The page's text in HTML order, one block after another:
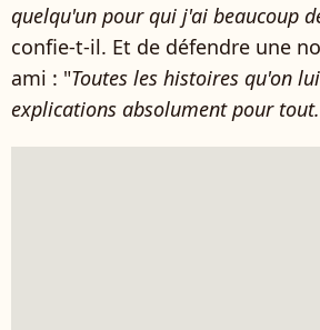
quelqu'un pour qui j'ai beaucoup
confie-t-il. Et de défendre une
ami : "Toutes les histoires qu'on
explications absolument pour tout.